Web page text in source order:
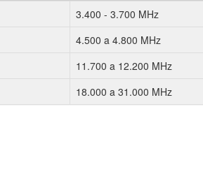
3.400 - 3.700 MHz
4.500 a 4.800 MHz
11.700 a 12.200 MHz
18.000 a 31.000 MHz